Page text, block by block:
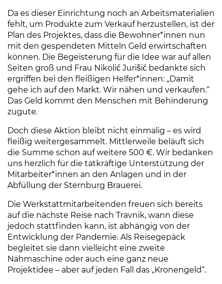
Da es dieser Einrichtung noch an Arbeitsmaterialien
fehlt, um Produkte zum Verkauf herzustellen, ist der
Plan des Projektes, dass die Bewohner*innen nun
mit den gespendeten Mitteln Geld erwirtschaften
können. Die Begeisterung für die Idee war auf allen
Seiten groß und Frau Nikolić Jurišić bedankte sich
ergriffen bei den fleißigen Helfer*innen: „Damit
gehe ich auf den Markt. Wir nähen und verkaufen.“
Das Geld kommt den Menschen mit Behinderung
zugute.
Doch diese Aktion bleibt nicht einmalig – es wird
fleißig weitergesammelt. Mittlerweile beläuft sich
die Summe schon auf weitere 500 €. Wir bedanken
uns herzlich für die tatkräftige Unterstützung der
Mitarbeiter*innen an den Anlagen und in der
Abfüllung der Sternburg Brauerei.
Die Werkstattmitarbeitenden freuen sich bereits
auf die nächste Reise nach Travnik, wann diese
jedoch stattfinden kann, ist abhängig von der
Entwicklung der Pandemie. Als Reisegepäck
begleitet sie dann vielleicht eine zweite
Nähmaschine oder auch eine ganz neue
Projektidee – aber auf jeden Fall das „Kronengeld“.